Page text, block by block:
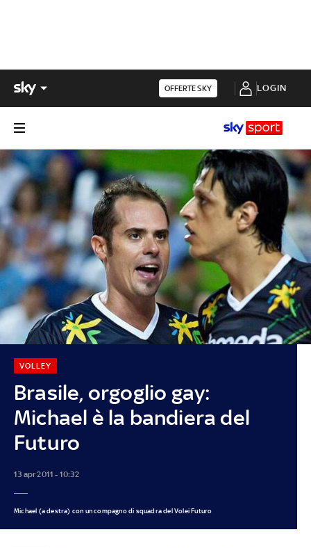
OFFERTE SKY LOGIN
Brasile, orgoglio gay:
Michael è la bandiera del
Futuro
VOLLEY
13 apr 2011 - 10:32
Michael (a destra) con un compagno di squadra del Volei Futuro